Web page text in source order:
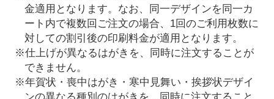
金適用となります。なお、同一デザインを同一カ
ート内で複数回ご注文の場合、1回のご利用枚数に
対しての割引後の印刷料金が適用となります。
※仕上げが異なるはがきを、同時に注文することが
できません。
※年賀状・喪中はがき・寒中見舞い・挨拶状デザイ
ンの異なる種別のはがきを、同時に注文すること